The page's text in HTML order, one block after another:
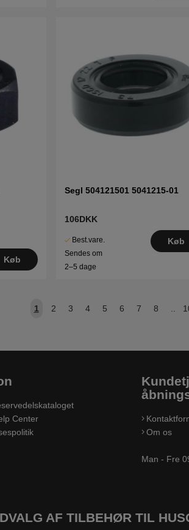
Køb
Segl 504121501 5041215-01
106DKK
Best.vare.
Sendes om
2–5 dage
Køb
1 2 3 4 5 6 7 8
Center
Om os
Man - Fre
AF TILBEHØR TIL